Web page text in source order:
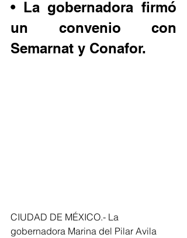
• La gobernadora firmó
un convenio con
Semarnat y Conafor.
CIUDAD DE MÉXICO.- La
gobernadora Marina del Pilar Avila